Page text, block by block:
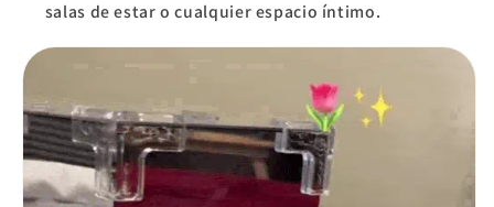
salas de estar o cualquier espacio íntimo.